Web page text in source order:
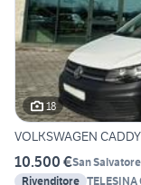
18
VOLKSWAGEN
10.500 €San
Rivenditore TELESINA